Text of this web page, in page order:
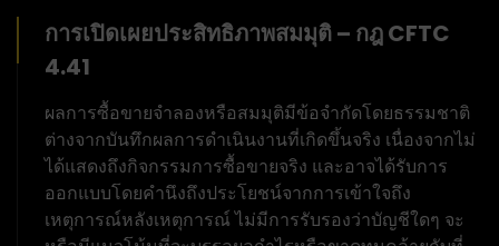
การเปิดเผยประสิทธิภาพสมมุติ – กฎ CFTC
4.41
ผลการซื้อขายจำลองหรือสมมุติมีข้อจำกัดโดยธรรมชาติ
ต่างจากบันทึกผลการดำเนินงานที่เกิดขึ้นจริง เนื่องจากไม่
ได้แสดงถึงกิจกรรมการซื้อขายจริง และอาจได้รับการ
ออกแบบโดยคำนึงถึงประโยชน์จากการเข้าใจถึง
เหตุการณ์หลังเหตุการณ์ ไม่มีการรับรองว่าบัญชีใดๆ จะ